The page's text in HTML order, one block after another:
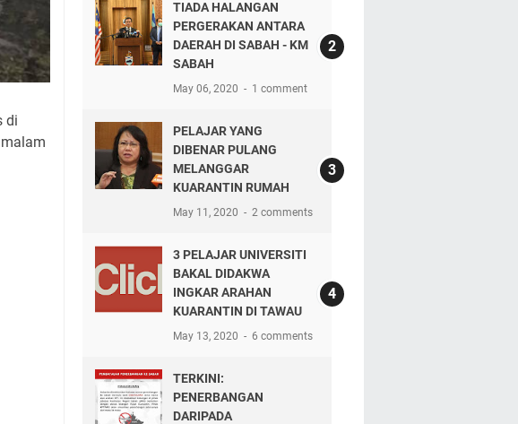
di
TIADA HALANGAN
PERGERAKAN ANTARA
DAERAH DI SABAH - KM
SABAH
May 06, 2020 1 comment
PELAJAR YANG
DIBENAR PULANG
MELANGGAR
KUARANTIN RUMAH
May 11, 2020 2 comments
3 PELAJAR UNIVERSITI
BAKAL DIDAKWA
INGKAR ARAHAN
KUARANTIN DI TAWAU
May 13, 2020 6 comments
TERKINI:
PENERBANGAN
DARIPADA